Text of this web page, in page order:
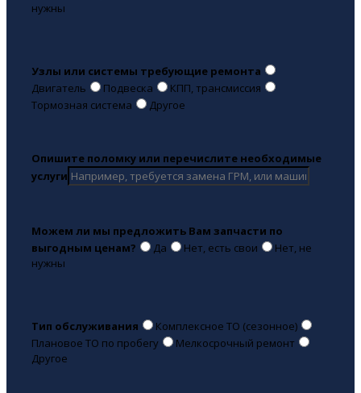
нужны
Узлы или системы требующие ремонта
Двигатель
Подвеска
КПП, трансмиссия
Тормозная система
Другое
Опишите поломку или перечислите необходимые
услуги
Можем ли мы предложить Вам запчасти по
выгодным ценам?
Да Нет, есть свои
Нет, не
нужны
Тип обслуживания
Комплексное ТО (сезонное)
Плановое ТО по пробегу
Мелкосрочный ремонт
Другое